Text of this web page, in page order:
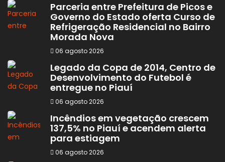
Parceria entre Prefeitura de Picos e
Governo do Estado oferta Curso de
Refrigeração Residencial no Bairro
Morada Nova
06 agosto 2026
Legado da Copa de 2014, Centro de
Desenvolvimento do Futebol é
entregue no Piauí
06 agosto 2026
Incêndios em vegetação crescem
137,5% no Piauí e acendem alerta
para estiagem
06 agosto 2026